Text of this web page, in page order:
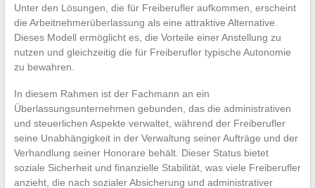
Unter den Lösungen, die für Freiberufler aufkommen, erscheint
die Arbeitnehmerüberlassung als eine attraktive Alternative.
Dieses Modell ermöglicht es, die Vorteile einer Anstellung zu
nutzen und gleichzeitig die für Freiberufler typische Autonomie
zu bewahren.
In diesem Rahmen ist der Fachmann an ein
Überlassungsunternehmen gebunden, das die administrativen
und steuerlichen Aspekte verwaltet, während der Freiberufler
seine Unabhängigkeit in der Verwaltung seiner Aufträge und der
Verhandlung seiner Honorare behält. Dieser Status bietet
soziale Sicherheit und finanzielle Stabilität, was viele Freiberufler
anzieht, die nach sozialer Absicherung und administrativer